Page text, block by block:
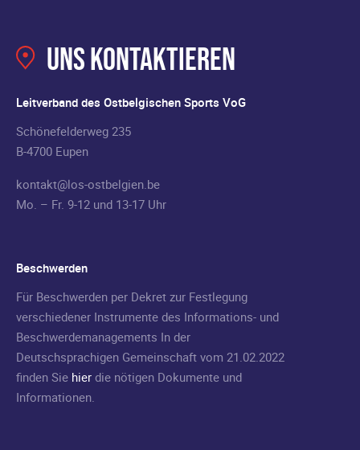
Uns kontaktieren
Leitverband des Ostbelgischen Sports VoG
Schönefelderweg 235
B-4700 Eupen
kontakt@los-ostbelgien.be
Mo. – Fr. 9-12 und 13-17 Uhr
Beschwerden
Für Beschwerden per Dekret zur Festlegung
verschiedener Instrumente des Informations- und
Beschwerdemanagements In der
Deutschsprachigen Gemeinschaft vom 21.02.2022
finden Sie hier die nötigen Dokumente und
Informationen.